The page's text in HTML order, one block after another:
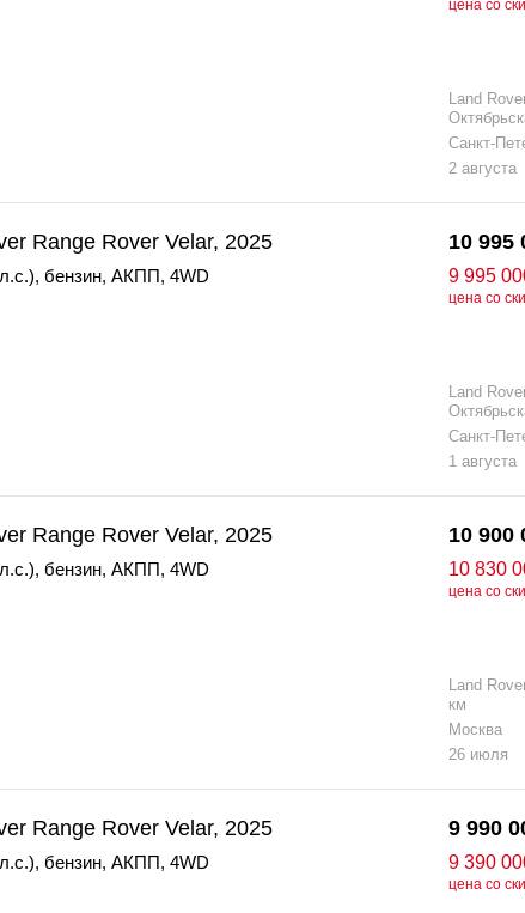
цена со
Land
Санкт-
2 августа
Range Rover Velar, 2025
, бензин, АКПП, 4WD
10 995
9 995
цена со
Land
Санкт-
1 августа
Range Rover Velar, 2025
, бензин, АКПП, 4WD
10 900
10 830
цена со
Land
км
Москва
26 июля
Range Rover Velar, 2025
, бензин, АКПП, 4WD
9 990
9 390
цена со